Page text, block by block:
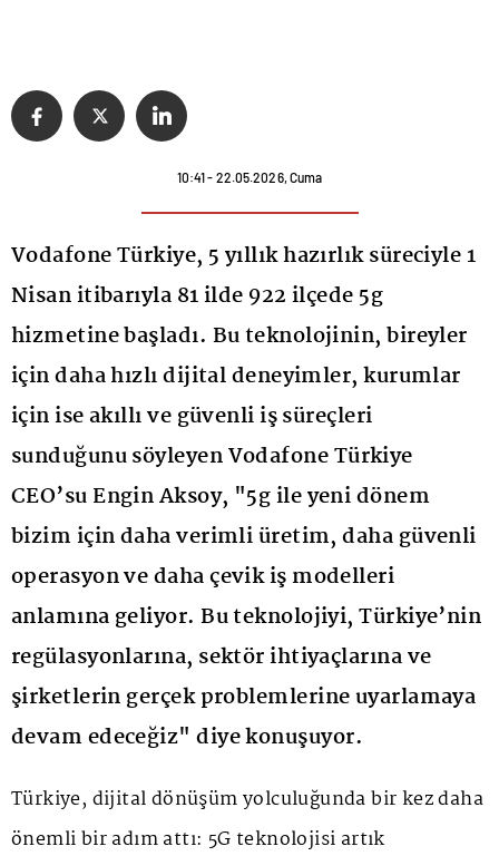
10:41 - 22.05.2026, Cuma
Vodafone Türkiye, 5 yıllık hazırlık süreciyle 1
Nisan itibarıyla 81 ilde 922 ilçede 5g
hizmetine başladı. Bu teknolojinin, bireyler
için daha hızlı dijital deneyimler, kurumlar
için ise akıllı ve güvenli iş süreçleri
sunduğunu söyleyen Vodafone Türkiye
CEO’su Engin Aksoy, "5g ile yeni dönem
bizim için daha verimli üretim, daha güvenli
operasyon ve daha çevik iş modelleri
anlamına geliyor. Bu teknolojiyi, Türkiye’nin
regülasyonlarına, sektör ihtiyaçlarına ve
şirketlerin gerçek problemlerine uyarlamaya
devam edeceğiz" diye konuşuyor.
Türkiye, dijital dönüşüm yolculuğunda bir kez daha
önemli bir adım attı: 5G teknolojisi artık